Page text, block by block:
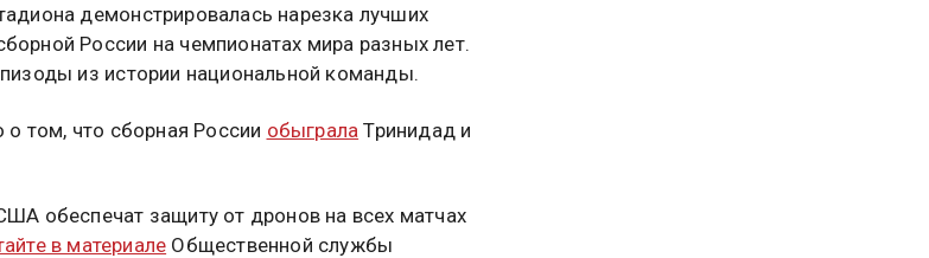
демонстрировалась нарезка лучших
России на чемпионатах мира разных лет.
из истории национальной команды.
о том, что сборная России обыграла Тринидад и
обеспечат защиту от дронов на всех матчах
в материале Общественной службы